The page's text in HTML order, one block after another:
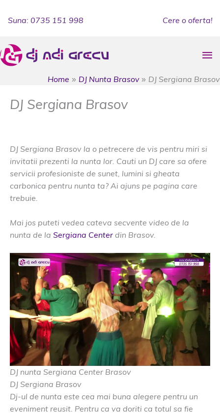
Suna: 0735 151 998 Cere o oferta!
Home DJ Nunta Brasov DJ Sergiana Brasov
DJ Sergiana Brasov
DJ Sergiana Brasov la o petrecere de vis pentru miri si
invitatii prezenti la nunta lor. Cauti un DJ care sa ofere
servicii profesioniste de sunet, lumini si gheata
carbonica pentru nunta ta? Ai ajuns pe pagina care
trebuie.
Mai jos puteti vedea cateva secvente video de la
nunta de la Sergiana Center din Brasov.
DJ nunta Sergiana Center Brasov
DJ Sergiana Brasov
Dj-ul de nunta este cea mai buna alegere pentru un
eveniment reusit. Pentru ca va doriti ca totul sa fie